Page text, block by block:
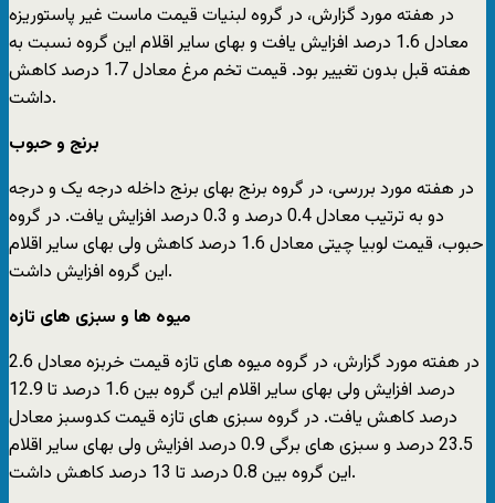
در هفته مورد گزارش، در گروه لبنیات قیمت ماست غیر پاستوریزه
معادل 1.6 درصد افزایش یافت و بهای سایر اقلام این گروه نسبت به
هفته قبل بدون تغییر بود. قیمت تخم مرغ معادل 1.7 درصد کاهش
داشت.
برنج و حبوب
در هفته مورد بررسی، در گروه برنج بهای برنج داخله درجه یک و درجه
دو به ترتیب معادل 0.4 درصد و 0.3 درصد افزایش یافت. در گروه
حبوب، قیمت لوبیا چیتی معادل 1.6 درصد کاهش ولی بهای سایر اقلام
این گروه افزایش داشت.
میوه ها و سبزی های تازه
در هفته مورد گزارش، در گروه میوه های تازه قیمت خربزه معادل 2.6
درصد افزایش ولی بهای سایر اقلام این گروه بین 1.6 درصد تا 12.9
درصد کاهش یافت. در گروه سبزی های تازه قیمت کدوسبز معادل
23.5 درصد و سبزی های برگی 0.9 درصد افزایش ولی بهای سایر اقلام
این گروه بین 0.8 درصد تا 13 درصد کاهش داشت.